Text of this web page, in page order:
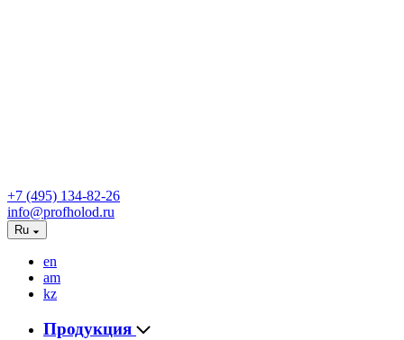
+7 (495) 134-82-26
info@profholod.ru
Ru
en
am
kz
Продукция